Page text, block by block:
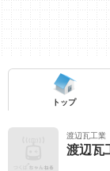
渡辺瓦工業
渡辺瓦
トップ